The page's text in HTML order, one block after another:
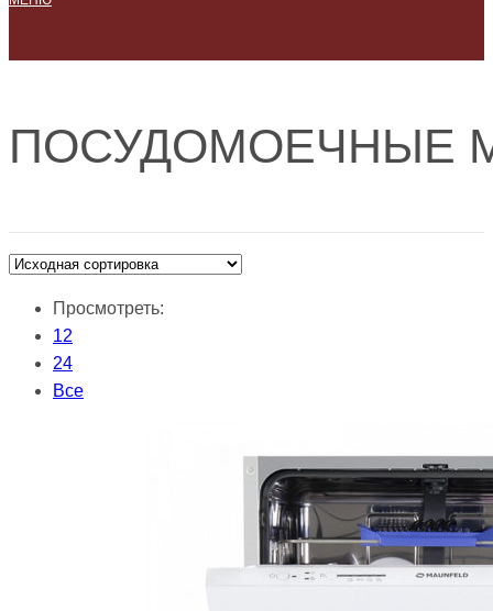
ПОСУДОМОЕЧНЫЕ
Просмотреть:
12
24
Все